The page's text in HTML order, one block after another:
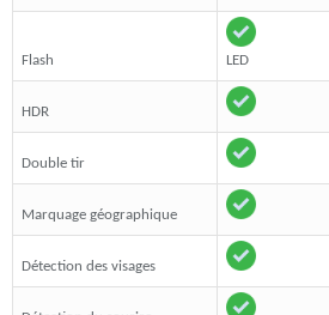
Flash LED
HDR
Double tir
Marquage géographique
Détection des visages